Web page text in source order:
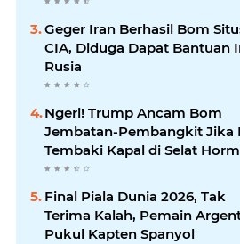
Geger Iran Berhasil Bom
CIA, Diduga Dapat Bantuan
Rusia
Ngeri! Trump Ancam Bom
Jembatan-Pembangkit Jika
Tembaki Kapal di Selat
Final Piala Dunia 2026, Tak
Terima Kalah, Pemain
Pukul Kapten Spanyol